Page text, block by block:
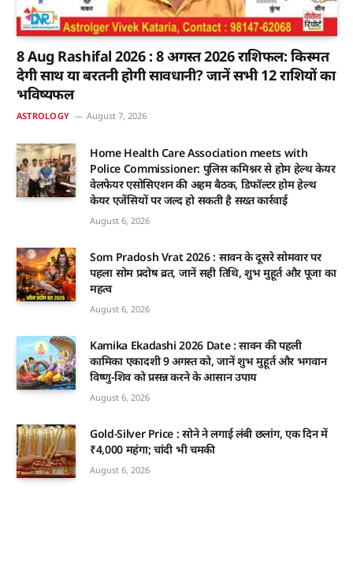
8 Aug Rashifal 2026 : 8 अगस्त 2026 राशिफल: किस्मत
देगी साथ या बरतनी होगी सावधानी? जानें सभी 12 राशियों का
भविष्यफल
ASTROLOGY August 7, 2026
Home Health Care Association meets with
Police Commissioner: पुलिस कमिश्नर से होम हेल्थ केयर
वेलफेयर एसोसिएशन की अहम बैठक, डिफॉल्टर होम हेल्थ
केयर एजेंसियों पर जल्द हो सकती है सख्त कार्रवाई
August 6, 2026
Som Pradosh Vrat 2026 : सावन के दूसरे सोमवार पर
पहला सोम प्रदोष व्रत, जानें सही तिथि, शुभ मुहूर्त और पूजा का
महत्व
August 6, 2026
Kamika Ekadashi 2026 Date : सावन की पहली
कामिका एकादशी 9 अगस्त को, जानें शुभ मुहूर्त और भगवान
विष्णु-शिव को प्रसन्न करने के आसान उपाय
August 6, 2026
Gold-Silver Price : सोने ने लगाई लंबी छलांग, एक दिन में
₹4,000 महंगा; चांदी भी चमकी
August 6, 2026